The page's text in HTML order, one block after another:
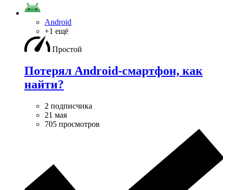
Android
+1 ещё
Простой
Потерял Android-смартфон, как
найти?
2 подписчика
21 мая
705 просмотров